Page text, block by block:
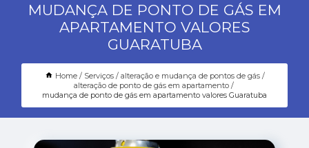
MUDANÇA DE PONTO DE GÁS EM
APARTAMENTO VALORES
GUARATUBA
Home Serviços
alteração e mudança de pontos de gás
alteração de ponto de gás em apartamento
mudança de ponto de gás em apartamento valores Guaratuba